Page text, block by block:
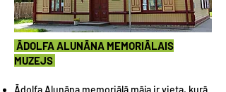
ĀDOLFA ALUNĀNA MEMORIĀLAIS
MUZEJS
Ādolfa Alunāna memoriālā māja ir vieta, kurā